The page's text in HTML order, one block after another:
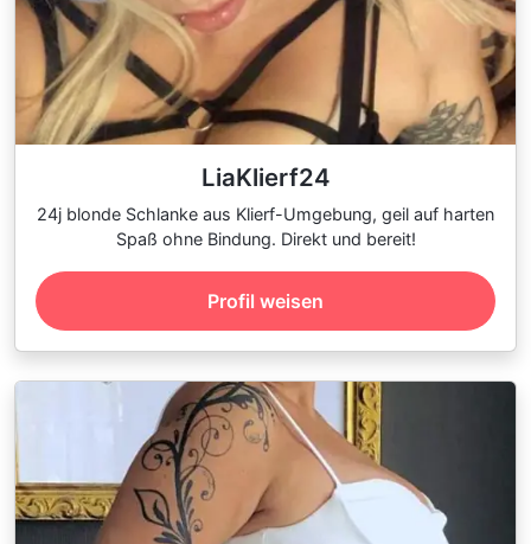
LiaKlierf24
24j blonde Schlanke aus Klierf-Umgebung, geil auf harten
Spaß ohne Bindung. Direkt und bereit!
Profil weisen